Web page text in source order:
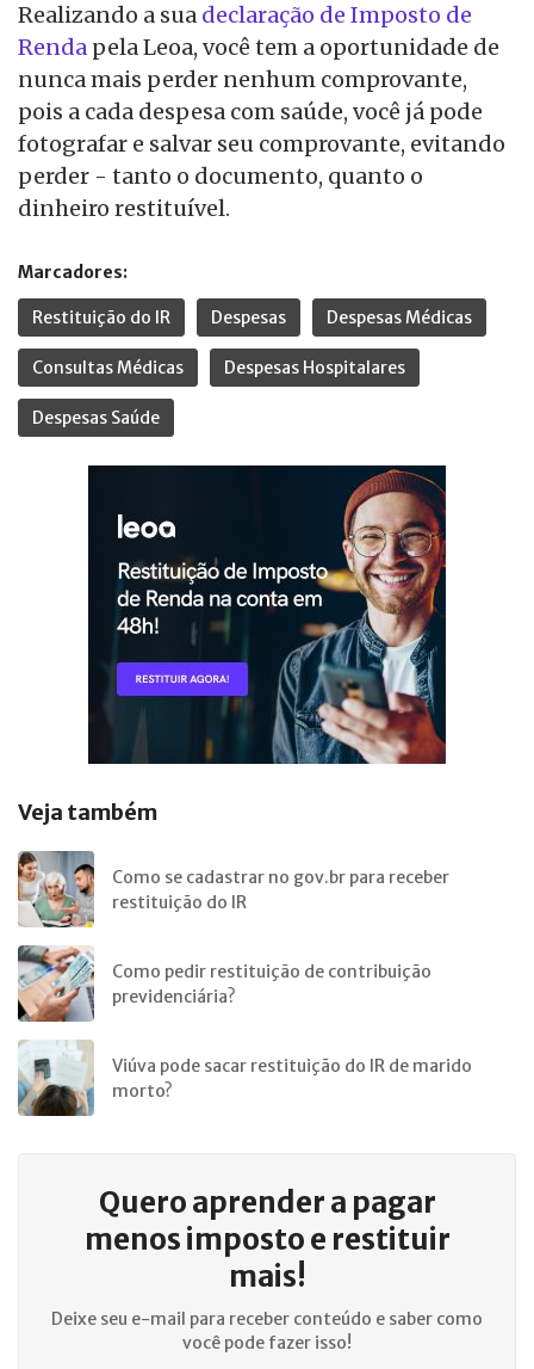
Realizando a sua declaração de Imposto de
Renda pela Leoa, você tem a oportunidade de
nunca mais perder nenhum comprovante,
pois a cada despesa com saúde, você já pode
fotografar e salvar seu comprovante, evitando
perder - tanto o documento, quanto o
dinheiro restituível.
Marcadores:
Restituição do IR Despesas Despesas Médicas
Consultas Médicas Despesas Hospitalares
Despesas Saúde
Veja também
Como se cadastrar no gov.br para receber
restituição do IR
Como pedir restituição de contribuição
previdenciária?
Viúva pode sacar restituição do IR de marido
morto?
Quero aprender a pagar
menos imposto e restituir
mais!
Deixe seu e-mail para receber conteúdo e saber como
você pode fazer isso!